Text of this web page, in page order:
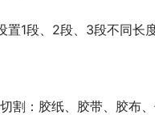
置1段、2段、3段不同长
割：胶纸、胶带、胶布、